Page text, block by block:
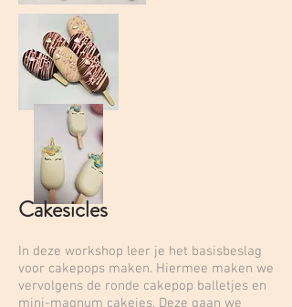
Cakesicles
In deze workshop leer je het basisbeslag
voor cakepops maken. Hiermee maken we
vervolgens de ronde cakepop balletjes en
mini-magnum cakejes. Deze gaan we